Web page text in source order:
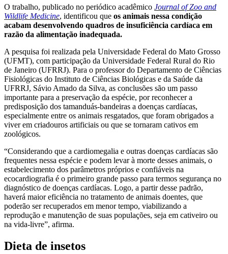
O trabalho, publicado no periódico acadêmico Journal of Zoo and
Wildlife Medicine, identificou que os animais nessa condição
acabam desenvolvendo quadros de insuficiência cardíaca em
razão da alimentação inadequada.
A pesquisa foi realizada pela Universidade Federal do Mato Grosso
(UFMT), com participação da Universidade Federal Rural do Rio
de Janeiro (UFRRJ). Para o professor do Departamento de Ciências
Fisiológicas do Instituto de Ciências Biológicas e da Saúde da
UFRRJ, Sávio Amado da Silva, as conclusões são um passo
importante para a preservação da espécie, por reconhecer a
predisposição dos tamanduás-bandeiras a doenças cardíacas,
especialmente entre os animais resgatados, que foram obrigados a
viver em criadouros artificiais ou que se tornaram cativos em
zoológicos.
“Considerando que a cardiomegalia e outras doenças cardíacas são
frequentes nessa espécie e podem levar à morte desses animais, o
estabelecimento dos parâmetros próprios e confiáveis na
ecocardiografia é o primeiro grande passo para termos segurança no
diagnóstico de doenças cardíacas. Logo, a partir desse padrão,
haverá maior eficiência no tratamento de animais doentes, que
poderão ser recuperados em menor tempo, viabilizando a
reprodução e manutenção de suas populações, seja em cativeiro ou
na vida-livre”, afirma.
Dieta de insetos